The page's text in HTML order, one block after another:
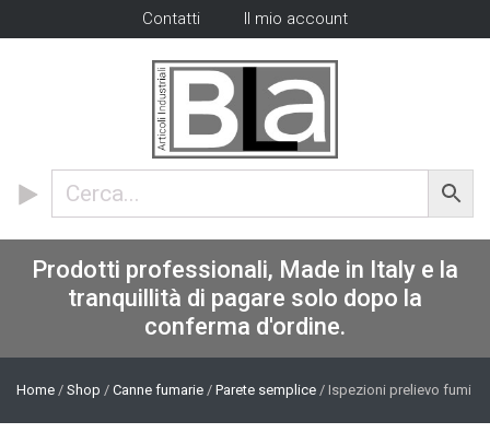
Contatti Il mio account
Prodotti professionali, Made in Italy e la
tranquillità di pagare solo dopo la
conferma d'ordine.
Home / Shop / Canne fumarie / Parete semplice / Ispezioni prelievo fumi